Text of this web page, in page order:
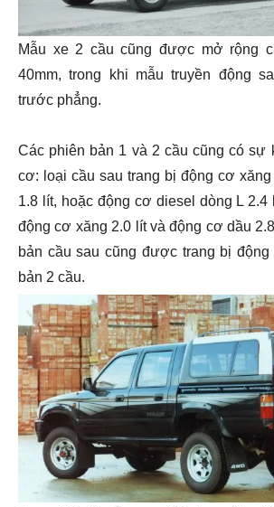
Mẫu xe 2 cầu cũng được mở rộng
40mm, trong khi mẫu truyền động
trước phẳng.
Các phiên bản 1 và 2 cầu cũng có sự
cơ: loại cầu sau trang bị động cơ
1.8 lít, hoặc động cơ diesel dòng L 2.4
động cơ xăng 2.0 lít và động cơ dầu
bản cầu sau cũng được trang bị
bản 2 cầu.